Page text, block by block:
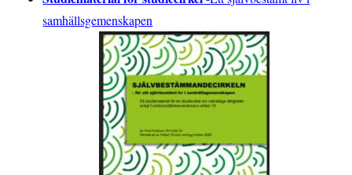
samhällsgemenskapen